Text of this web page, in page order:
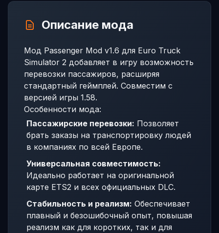
Описание мода
Мод Passenger Mod v1.6 для Euro Truck
Simulator 2 добавляет в игру возможность
перевозки пассажиров, расширяя
стандартный геймплей. Совместим с
версией игры 1.58.
Особенности мода:
Пассажирские перевозки: Позволяет
брать заказы на транспортировку людей
в компаниях по всей Европе.
Универсальная совместимость:
Идеально работает на оригинальной
карте ETS2 и всех официальных DLC.
Стабильность и реализм: Обеспечивает
плавный и безошибочный опыт, повышая
реализм как для коротких, так и для